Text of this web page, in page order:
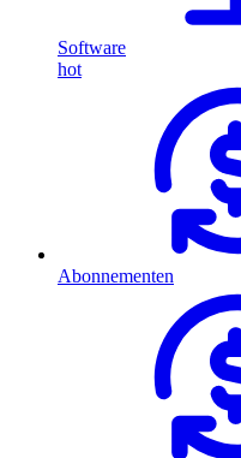
Software
hot
Abonnementen